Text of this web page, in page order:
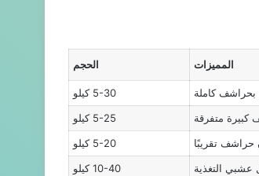
المميزات الحجم
كاملة
5-30 كيلو
كبيرة متفرقة
5-25 كيلو
حراشف تقريبًا
5-20 كيلو
عشبي التغذية
10-40 كيلو